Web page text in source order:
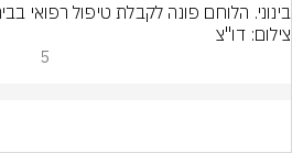
בינוני. הלוחם פונה לקבלת טיפול רפואי
צילום: דו"צ
5